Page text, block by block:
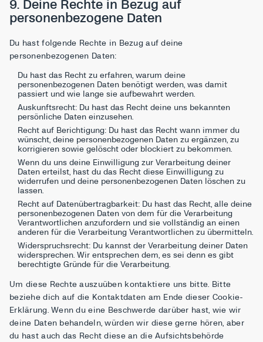
9. Deine Rechte in Bezug auf
personenbezogene Daten
Du hast folgende Rechte in Bezug auf deine
personenbezogenen Daten:
Du hast das Recht zu erfahren, warum deine
personenbezogenen Daten benötigt werden, was damit
passiert und wie lange sie aufbewahrt werden.
Auskunftsrecht: Du hast das Recht deine uns bekannten
persönliche Daten einzusehen.
Recht auf Berichtigung: Du hast das Recht wann immer du
wünscht, deine personenbezogenen Daten zu ergänzen, zu
korrigieren sowie gelöscht oder blockiert zu bekommen.
Wenn du uns deine Einwilligung zur Verarbeitung deiner
Daten erteilst, hast du das Recht diese Einwilligung zu
widerrufen und deine personenbezogenen Daten löschen zu
lassen.
Recht auf Datenübertragbarkeit: Du hast das Recht, alle deine
personenbezogenen Daten von dem für die Verarbeitung
Verantwortlichen anzufordern und sie vollständig an einen
anderen für die Verarbeitung Verantwortlichen zu übermitteln.
Widerspruchsrecht: Du kannst der Verarbeitung deiner Daten
widersprechen. Wir entsprechen dem, es sei denn es gibt
berechtigte Gründe für die Verarbeitung.
Um diese Rechte auszuüben kontaktiere uns bitte. Bitte
beziehe dich auf die Kontaktdaten am Ende dieser Cookie-
Erklärung. Wenn du eine Beschwerde darüber hast, wie wir
deine Daten behandeln, würden wir diese gerne hören, aber
du hast auch das Recht diese an die Aufsichtsbehörde